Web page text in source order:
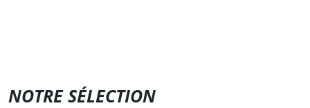
NOTRE SÉLECTION